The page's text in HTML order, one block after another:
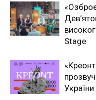
Stage
України